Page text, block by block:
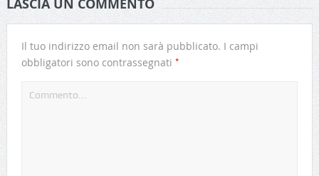
LASCIA UN COMMENTO
Il tuo indirizzo email non sarà pubblicato. I campi
obbligatori sono contrassegnati *